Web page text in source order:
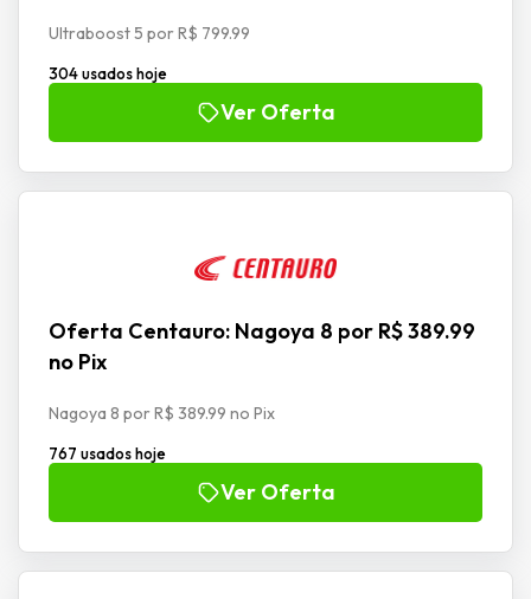
Ultraboost 5 por R$ 799.99
304 usados hoje
Ver Oferta
Oferta Centauro: Nagoya 8 por R$ 389.99
no Pix
Nagoya 8 por R$ 389.99 no Pix
767 usados hoje
Ver Oferta